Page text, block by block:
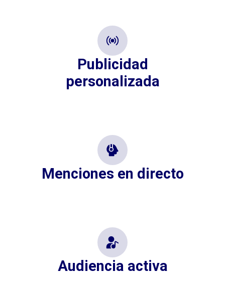
Publicidad
personalizada
Menciones en directo
Audiencia activa